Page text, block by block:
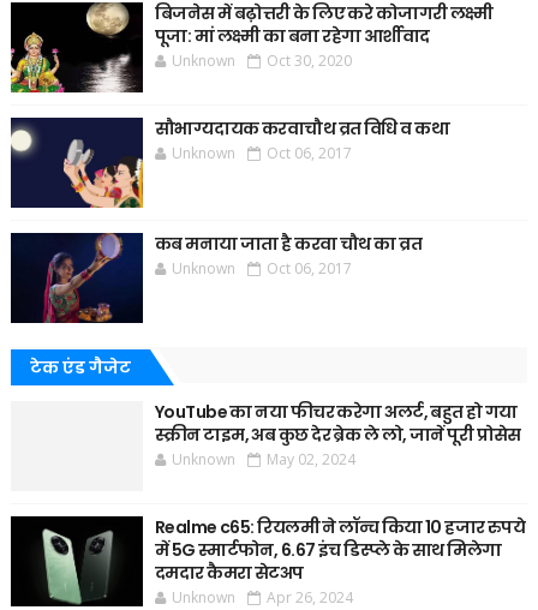
बिजनेस में बढ़ोत्तरी के लिए करे कोजागरी लक्ष्मी
पूजा: मां लक्ष्मी का बना रहेगा आर्शीवाद
Unknown Oct 30, 2020
सौभाग्यदायक करवाचौथ व्रत विधि व कथा
Unknown Oct 06, 2017
कब मनाया जाता है करवा चौथ का व्रत
Unknown Oct 06, 2017
टेक एंड गैजेट
YouTube का नया फीचर करेगा अलर्ट, बहुत हो गया
स्क्रीन टाइम, अब कुछ देर ब्रेक ले लो, जानें पूरी प्रोसेस
Unknown May 02, 2024
Realme c65: रियलमी ने लॉन्च किया 10 हजार रुपये
में 5G स्मार्टफोन, 6.67 इंच डिस्प्ले के साथ मिलेगा
दमदार कैमरा सेटअप
Unknown Apr 26, 2024